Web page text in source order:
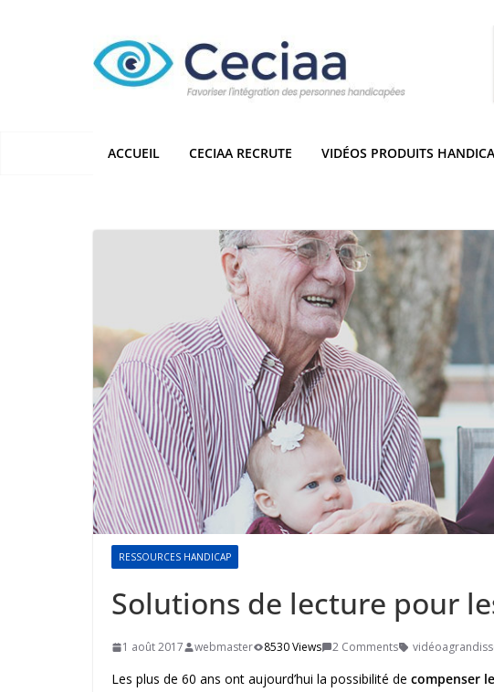
ACCUEIL CECIAA RECRUTE VIDÉOS PRODUITS
RESSOURCES HANDICAP
Solutions de lecture pour
1 août 2017 webmaster 8530 Views 2 Comments
Les plus de 60 ans ont aujourd’hui la possibilité de compenser